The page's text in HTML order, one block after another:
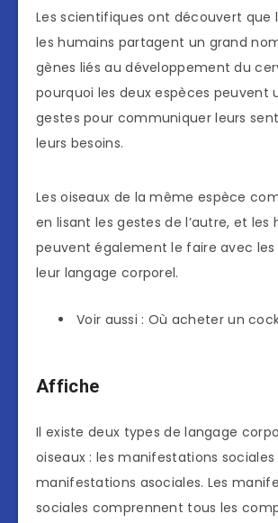
Les scientifiques ont découvert que
les humains partagent un grand
gènes liés au développement du
pourquoi les deux espèces peuvent
gestes pour communiquer leurs
leurs besoins.
Les oiseaux de la même espèce
en lisant les gestes de l’autre, et les
peuvent également le faire avec
leur langage corporel.
Voir aussi : Où acheter un
Affiche
Il existe deux types de langage
oiseaux : les manifestations sociales
manifestations asociales. Les
sociales comprennent tous les